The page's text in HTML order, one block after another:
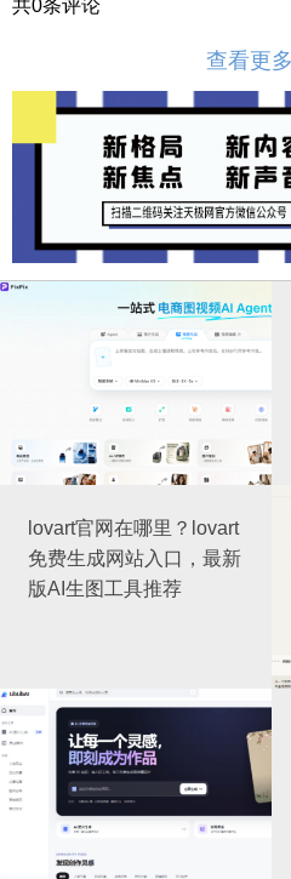
共0条评论
查看更
lovart官网在哪里？lovart
免费生成网站入口，最新
版AI生图工具推荐